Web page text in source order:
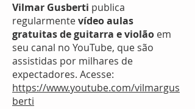
Vilmar Gusberti publica
regularmentevídeo aulas
gratuitas de guitarra e violão em
seu canal no YouTube, que são
assistidas por milhares de
expectadores. Acesse:
https://www.youtube.com/vilmargus
berti